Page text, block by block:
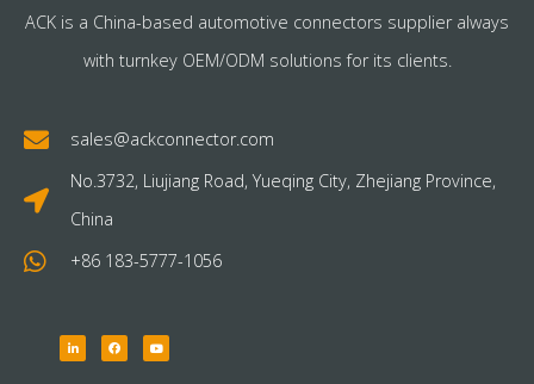
ACK is a China-based automotive connectors supplier always
with turnkey OEM/ODM solutions for its clients.
sales@ackconnector.com
No.3732, Liujiang Road, Yueqing City, Zhejiang Province,
China
+86 183-5777-1056